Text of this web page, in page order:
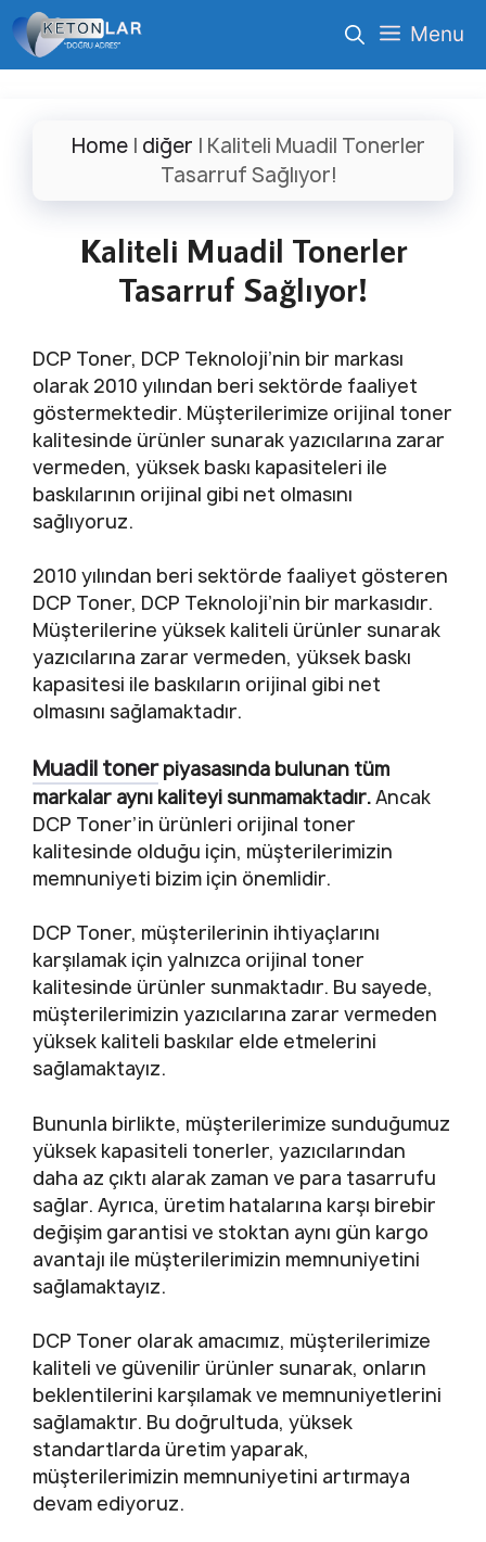
İçeriğe
atla
Menu
Home | diğer | Kaliteli Muadil Tonerler
Tasarruf Sağlıyor!
Kaliteli Muadil Tonerler
Tasarruf Sağlıyor!
DCP Toner, DCP Teknoloji’nin bir markası
olarak 2010 yılından beri sektörde faaliyet
göstermektedir. Müşterilerimize orijinal toner
kalitesinde ürünler sunarak yazıcılarına zarar
vermeden, yüksek baskı kapasiteleri ile
baskılarının orijinal gibi net olmasını
sağlıyoruz.
2010 yılından beri sektörde faaliyet gösteren
DCP Toner, DCP Teknoloji’nin bir markasıdır.
Müşterilerine yüksek kaliteli ürünler sunarak
yazıcılarına zarar vermeden, yüksek baskı
kapasitesi ile baskıların orijinal gibi net
olmasını sağlamaktadır.
Muadil tonerpiyasasında bulunan tüm
markalar aynı kaliteyi sunmamaktadır.Ancak
DCP Toner’in ürünleri orijinal toner
kalitesinde olduğu için, müşterilerimizin
memnuniyeti bizim için önemlidir.
DCP Toner, müşterilerinin ihtiyaçlarını
karşılamak için yalnızca orijinal toner
kalitesinde ürünler sunmaktadır. Bu sayede,
müşterilerimizin yazıcılarına zarar vermeden
yüksek kaliteli baskılar elde etmelerini
sağlamaktayız.
Bununla birlikte, müşterilerimize sunduğumuz
yüksek kapasiteli tonerler, yazıcılarından
daha az çıktı alarak zaman ve para tasarrufu
sağlar. Ayrıca, üretim hatalarına karşı birebir
değişim garantisi ve stoktan aynı gün kargo
avantajı ile müşterilerimizin memnuniyetini
sağlamaktayız.
DCP Toner olarak amacımız, müşterilerimize
kaliteli ve güvenilir ürünler sunarak, onların
beklentilerini karşılamak ve memnuniyetlerini
sağlamaktır. Bu doğrultuda, yüksek
standartlarda üretim yaparak,
müşterilerimizin memnuniyetini artırmaya
devam ediyoruz.